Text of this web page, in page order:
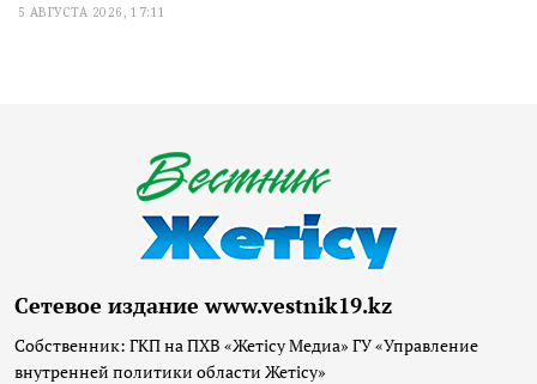
5 АВГУСТА 2026, 17:11
Сетевое издание www.vestnik19.kz
Собственник: ГКП на ПХВ «Жетісу Медиа» ГУ «Управление
внутренней политики области Жетісу»